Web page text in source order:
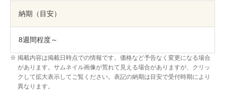
納期（目安）
8週間程度～
掲載内容は掲載日時点での情報です。価格など予告なく変更になる場合
があります。サムネイル画像が荒れて見える場合がありますが、クリッ
クして拡大表示してご覧ください。表記の納期は目安で受付時期により
異なります。